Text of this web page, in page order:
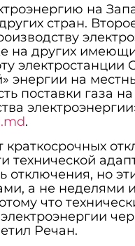
на
стран.
на других
электростанции
энергии на
поставки газа на
.
технической
отключения, но
а не неделями
что
Речан.